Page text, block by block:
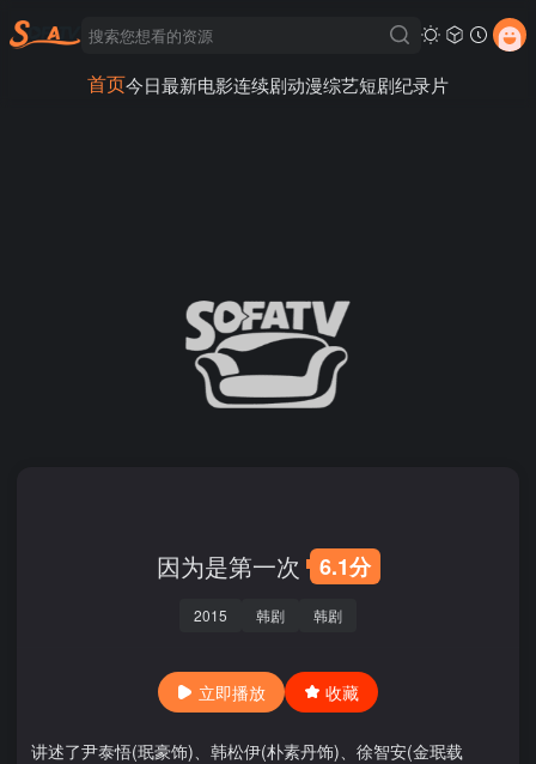
首页今日最新电影连续剧动漫综艺短剧纪录片
因为是第一次 6.1分
2015 韩剧 韩剧
立即播放 收藏
讲述了尹泰悟(珉豪饰)、韩松伊(朴素丹饰)、徐智安(金珉载